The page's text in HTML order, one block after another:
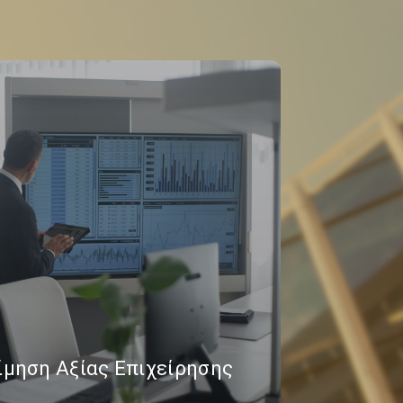
Αξίας Επιχείρησης